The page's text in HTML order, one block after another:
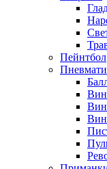
Пейнтбол